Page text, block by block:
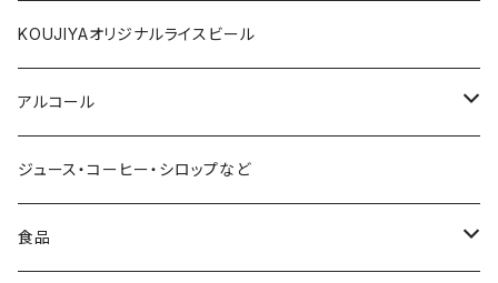
1000円～
2000円～
3000円～
4000円～
KOUJIYAオリジナルライスビール
アルコール
赤ワイン
白ワイン
ジュース・コーヒー・シロップなど
食品